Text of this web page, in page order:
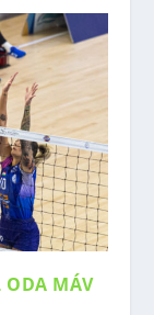
ODA MÁV